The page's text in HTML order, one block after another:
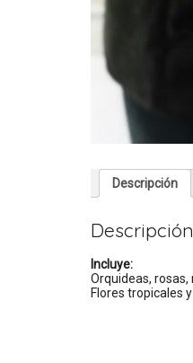
Descripción
Descripción
Incluye:
Orquideas,
Flores tropicales